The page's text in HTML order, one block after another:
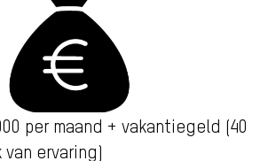
per maand + vakantiegeld (40
ervaring)